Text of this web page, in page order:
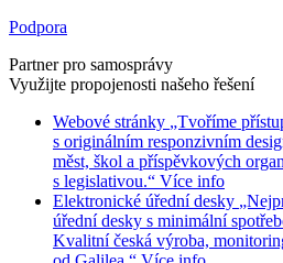
Podpora
Partner pro samosprávy
Využijte propojenosti našeho řešení
Webové stránky „Tvoříme
s originálním responzivním
měst, škol a příspěvkových
s legislativou.“ Více info
Elektronické úřední desky
úřední desky s minimální
Kvalitní česká výroba,